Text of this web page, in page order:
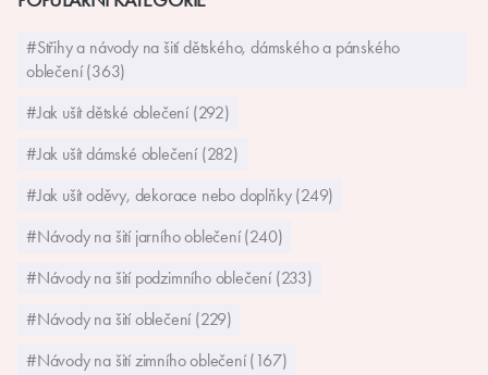
#Střihy a návody na šití dětského, dámského a pánského
oblečení (363)
#Jak ušít dětské oblečení (292)
#Jak ušít dámské oblečení (282)
#Jak ušít oděvy, dekorace nebo doplňky (249)
#Návody na šití jarního oblečení (240)
#Návody na šití podzimního oblečení (233)
#Návody na šití oblečení (229)
#Návody na šití zimního oblečení (167)